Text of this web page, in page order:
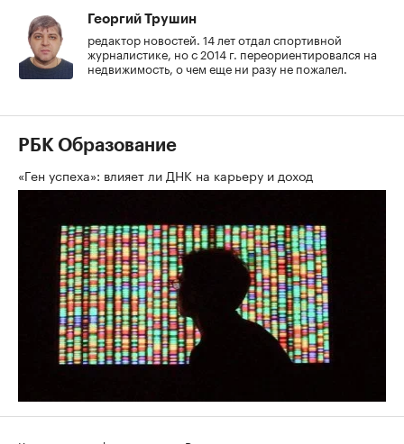
Георгий Трушин
редактор новостей. 14 лет отдал спортивной
журналистике, но с 2014 г. переориентировался на
недвижимость, о чем еще ни разу не пожалел.
РБК Образование
«Ген успеха»: влияет ли ДНК на карьеру и доход